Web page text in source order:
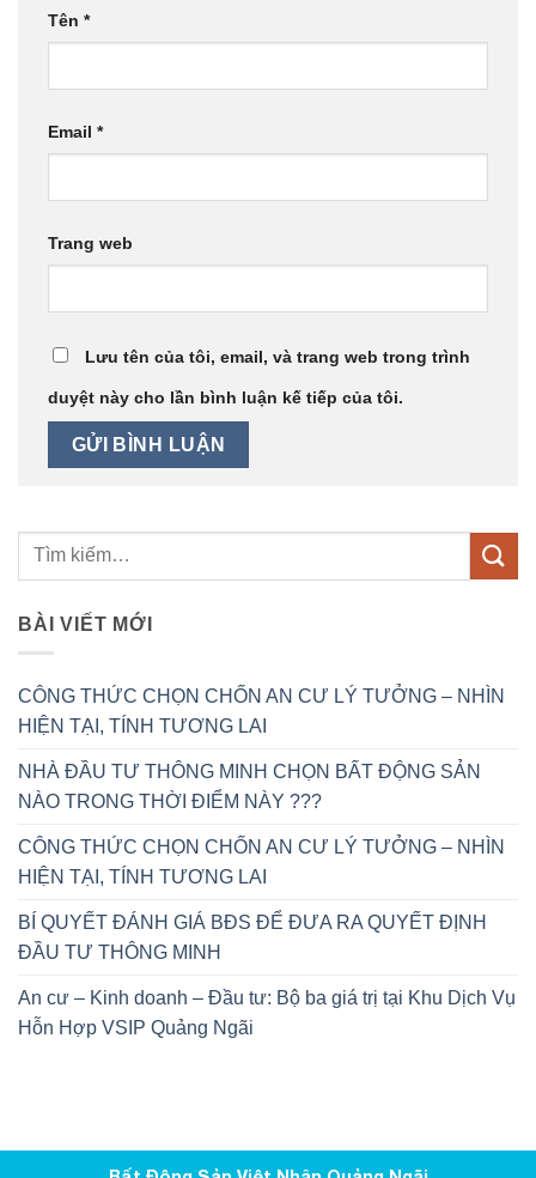
Tên *
Email *
Trang web
Lưu tên của tôi, email, và trang web trong trình
duyệt này cho lần bình luận kế tiếp của tôi.
BÀI VIẾT MỚI
CÔNG THỨC CHỌN CHỐN AN CƯ LÝ TƯỞNG – NHÌN
HIỆN TẠI, TÍNH TƯƠNG LAI
NHÀ ĐẦU TƯ THÔNG MINH CHỌN BẤT ĐỘNG SẢN
NÀO TRONG THỜI ĐIỂM NÀY ???
CÔNG THỨC CHỌN CHỐN AN CƯ LÝ TƯỞNG – NHÌN
HIỆN TẠI, TÍNH TƯƠNG LAI
BÍ QUYẾT ĐÁNH GIÁ BĐS ĐỂ ĐƯA RA QUYẾT ĐỊNH
ĐẦU TƯ THÔNG MINH
An cư – Kinh doanh – Đầu tư: Bộ ba giá trị tại Khu Dịch Vụ
Hỗn Hợp VSIP Quảng Ngãi